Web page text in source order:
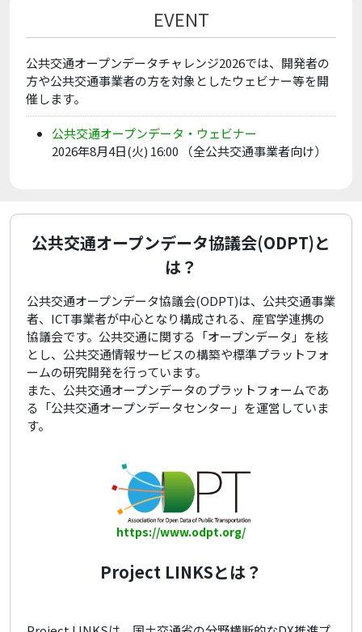
EVENT
公共交通オープンデータチャレンジ2026では、開発者の
方や公共交通事業者の方を対象としたウェビナー等を開
催します。
公共交通オープンデータ・ウェビナー
2026年8月4日(火) 16:00 （全公共交通事業者向け）
公共交通オープンデータ協議会(ODPT)と
は？
公共交通オープンデータ協議会(ODPT)は、公共交通事業
者、ICT事業者が中心となり構成される、産官学連携の
協議会です。公共交通に関する「オープンデータ」を核
とし、公共交通情報サービスの構築や標準プラットフォ
ームの研究開発を行っています。
また、公共交通オープンデータのプラットフォームであ
る「公共交通オープンデータセンター」を運営していま
す。
https://www.odpt.org/
Project LINKSとは？